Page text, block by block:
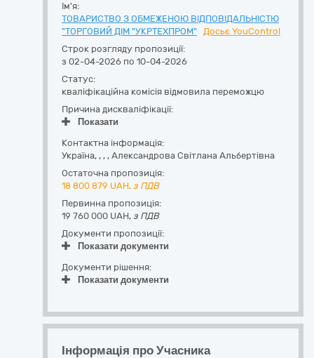
Ім'я:
ТОВАРИСТВО З ОБМЕЖЕНОЮ ВІДПОВІДАЛЬНІСТЮ
"ТОРГОВИЙ ДІМ "УКРТЕХПРОМ"
Досьє YouControl
Строк розгляду пропозиції:
з 02-04-2026 по 10-04-2026
Статус:
кваліфікаційна комісія відмовила переможцю
Причина дискваліфікації:
Показати
Контактна інформація:
Україна, , , , Александрова Світлана Альбертівна
Остаточна пропозиція:
18 800 879 UAH, з ПДВ
Первинна пропозиція:
19 760 000 UAH, з ПДВ
Документи пропозиції:
Показати документи
Документи рішення:
Показати документи
Інформація про Учасника